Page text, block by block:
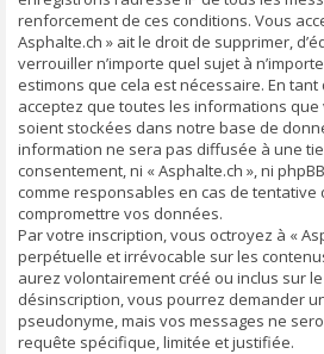
renforcement de ces conditions. Vous
Asphalte.ch » ait le droit de supprimer,
verrouiller n’importe quel sujet à
estimons que cela est nécessaire. En tant
acceptez que toutes les informations
soient stockées dans notre base de
information ne sera pas diffusée à une
consentement, ni « Asphalte.ch », ni
comme responsables en cas de tentative
compromettre vos données.
Par votre inscription, vous octroyez à «
perpétuelle et irrévocable sur les
aurez volontairement créé ou inclus sur
désinscription, vous pourrez demander
pseudonyme, mais vos messages ne
requête spécifique, limitée et justifiée.